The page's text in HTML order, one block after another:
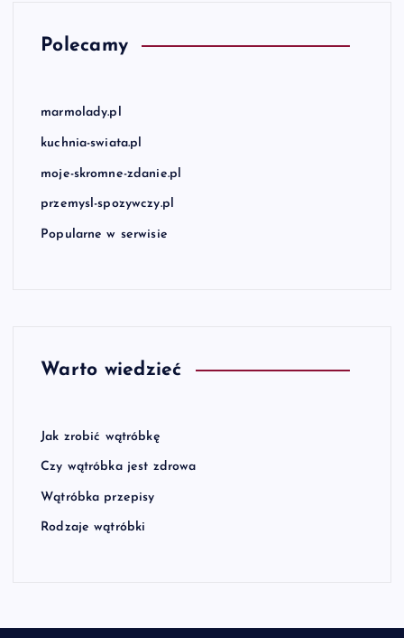
Polecamy
marmolady.pl
kuchnia-swiata.pl
moje-skromne-zdanie.pl
przemysl-spozywczy.pl
Popularne w serwisie
Warto wiedzieć
Jak zrobić wątróbkę
Czy wątróbka jest zdrowa
Wątróbka przepisy
Rodzaje wątróbki